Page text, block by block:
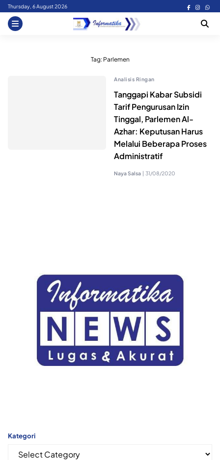
Skip
content
Thursday, 6 August 2026
Tag: Parlemen
Analisis Ringan
Tanggapi Kabar Subsidi
Tarif Pengurusan Izin
Tinggal, Parlemen Al-
Azhar: Keputusan Harus
Melalui Beberapa Proses
Administratif
Naya Salsa | 31/08/2020
Kategori
Kategori